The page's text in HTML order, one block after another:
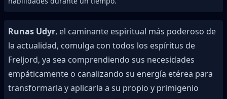
Runas Udyr, el caminante espiritual más poderoso de
la actualidad, comulga con todos los espíritus de
Freljord, ya sea comprendiendo sus necesidades
empáticamente o canalizando su energía etérea para
transformarla y aplicarla a su propio y primigenio